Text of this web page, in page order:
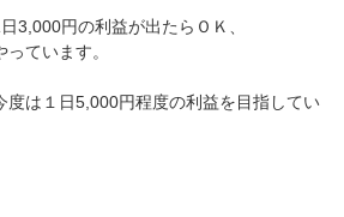
3,000円の利益が出たらＯＫ、
ています。
度は１日5,000円程度の利益を目指してい